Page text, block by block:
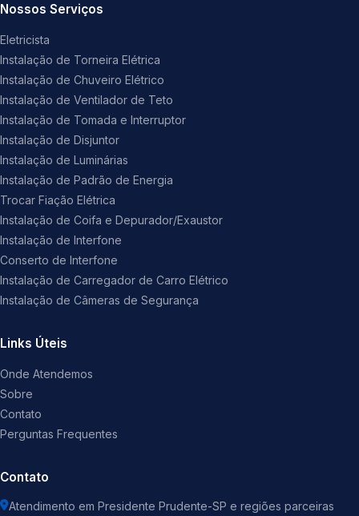
Nossos Serviços
Eletricista
Instalação de Torneira Elétrica
Instalação de Chuveiro Elétrico
Instalação de Ventilador de Teto
Instalação de Tomada e Interruptor
Instalação de Disjuntor
Instalação de Luminárias
Instalação de Padrão de Energia
Trocar Fiação Elétrica
Instalação de Coifa e Depurador/Exaustor
Instalação de Interfone
Conserto de Interfone
Instalação de Carregador de Carro Elétrico
Instalação de Câmeras de Segurança
Links Úteis
Onde Atendemos
Sobre
Contato
Perguntas Frequentes
Contato
Atendimento em Presidente Prudente-SP e regiões parceiras